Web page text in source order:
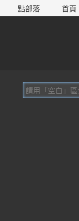
點部落 首頁